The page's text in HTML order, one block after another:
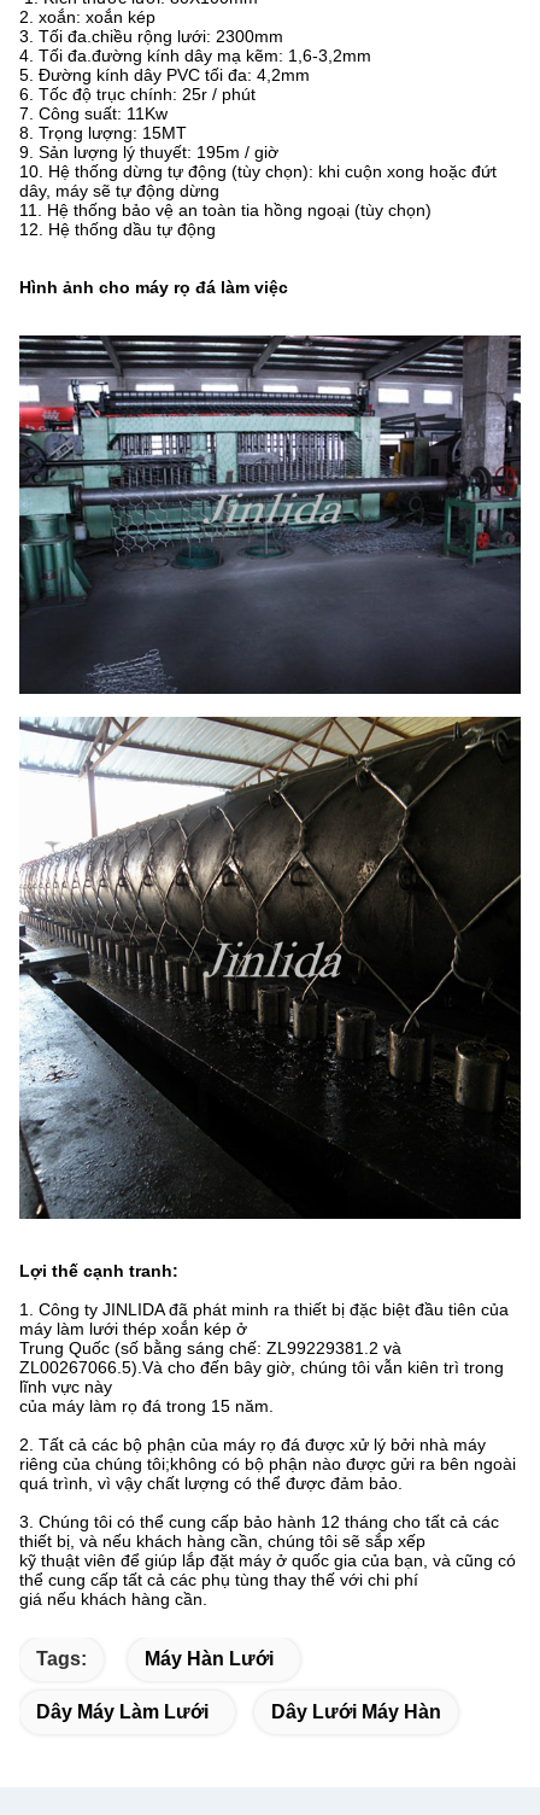
2. xoắn: xoắn kép
3. Tối đa.chiều rộng lưới: 2300mm
4. Tối đa.đường kính dây mạ kẽm: 1,6-3,2mm
5. Đường kính dây PVC tối đa: 4,2mm
6. Tốc độ trục chính: 25r / phút
7. Công suất: 11Kw
8. Trọng lượng: 15MT
9. Sản lượng lý thuyết: 195m / giờ
10. Hệ thống dừng tự động (tùy chọn): khi cuộn xong hoặc đứt
dây, máy sẽ tự động dừng
11. Hệ thống bảo vệ an toàn tia hồng ngoại (tùy chọn)
12. Hệ thống dầu tự động
Hình ảnh cho máy rọ đá làm việc
Lợi thế cạnh tranh:
1. Công ty JINLIDA đã phát minh ra thiết bị đặc biệt đầu tiên của
máy làm lưới thép xoắn kép ở
Trung Quốc (số bằng sáng chế: ZL99229381.2 và
ZL00267066.5).Và cho đến bây giờ, chúng tôi vẫn kiên trì trong
lĩnh vực này
của máy làm rọ đá trong 15 năm.
2. Tất cả các bộ phận của máy rọ đá được xử lý bởi nhà máy
riêng của chúng tôi;không có bộ phận nào được gửi ra bên ngoài
quá trình, vì vậy chất lượng có thể được đảm bảo.
3. Chúng tôi có thể cung cấp bảo hành 12 tháng cho tất cả các
thiết bị, và nếu khách hàng cần, chúng tôi sẽ sắp xếp
kỹ thuật viên để giúp lắp đặt máy ở quốc gia của bạn, và cũng có
thể cung cấp tất cả các phụ tùng thay thế với chi phí
giá nếu khách hàng cần.
Tags: Máy Hàn Lưới
Dây Máy Làm Lưới Dây Lưới Máy Hàn